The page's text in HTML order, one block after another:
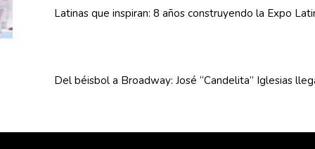
Latinas que inspiran: 8 años construyendo la Expo
Del béisbol a Broadway: José “Candelita” Iglesias